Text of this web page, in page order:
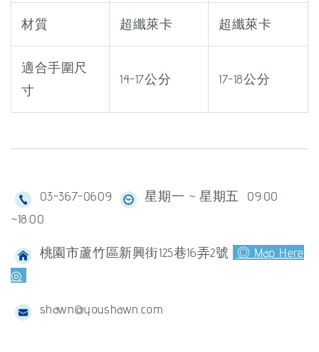
材質 超纖萊卡 超纖萊卡
適合手圍尺
寸
14-17公分 17-18公分
03-367-0609
星期一 ~ 星期五 09:00
~18:00
桃園市蘆竹區新興街125巷16弄2號
◎ Map Here
◎
shawn@youshawn.com